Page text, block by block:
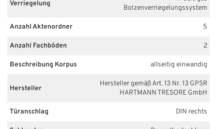
Verriegelung
Bolzenverriegelungssystem
Anzahl Aktenordner 5
Anzahl Fachböden 2
Beschreibung Korpus allseitig einwandig
Hersteller
Hersteller gemäß Art. 13 Nr. 13 GPSR
HARTMANN TRESORE GmbH
Türanschlag DIN rechts